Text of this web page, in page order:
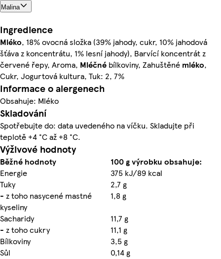
Malina
Ingredience
Mléko, 18% ovocná složka (39% jahody, cukr, 10% jahodová
šťáva z koncentrátu, 1% lesní jahody), Barvící koncentrát z
červené řepy, Aroma, Mléčné bílkoviny, Zahuštěné mléko,
Cukr, Jogurtová kultura, Tuk: 2, 7%
Informace o alergenech
Obsahuje: Mléko
Skladování
Spotřebujte do: data uvedeného na víčku. Skladujte při
teplotě +4 °C až +8 °C.
Výživové hodnoty
Běžné hodnoty
100 g výrobku obsahuje:
Energie
375 kJ/89 kcal
Tuky
2,7 g
- z toho nasycené mastné
kyseliny
1,8 g
Sacharidy
11,7 g
- z toho cukry
11,1 g
Bílkoviny
3,5 g
Sůl
0,14 g